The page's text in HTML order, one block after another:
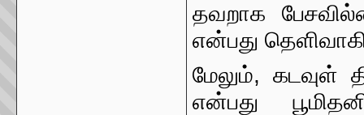
தவறாக
என்பது
மேலும், கடவுள்
என்பது